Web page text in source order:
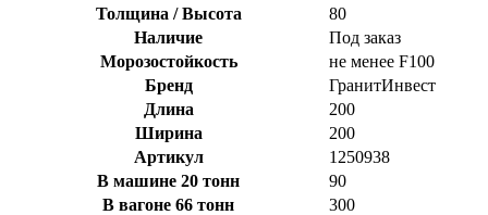
Толщина / Высота
80
Наличие
Под заказ
Морозостойкость
не менее F100
Бренд
ГранитИнвест
Длина
200
Ширина
200
Артикул
1250938
В машине 20 тонн
90
В вагоне 66 тонн
300